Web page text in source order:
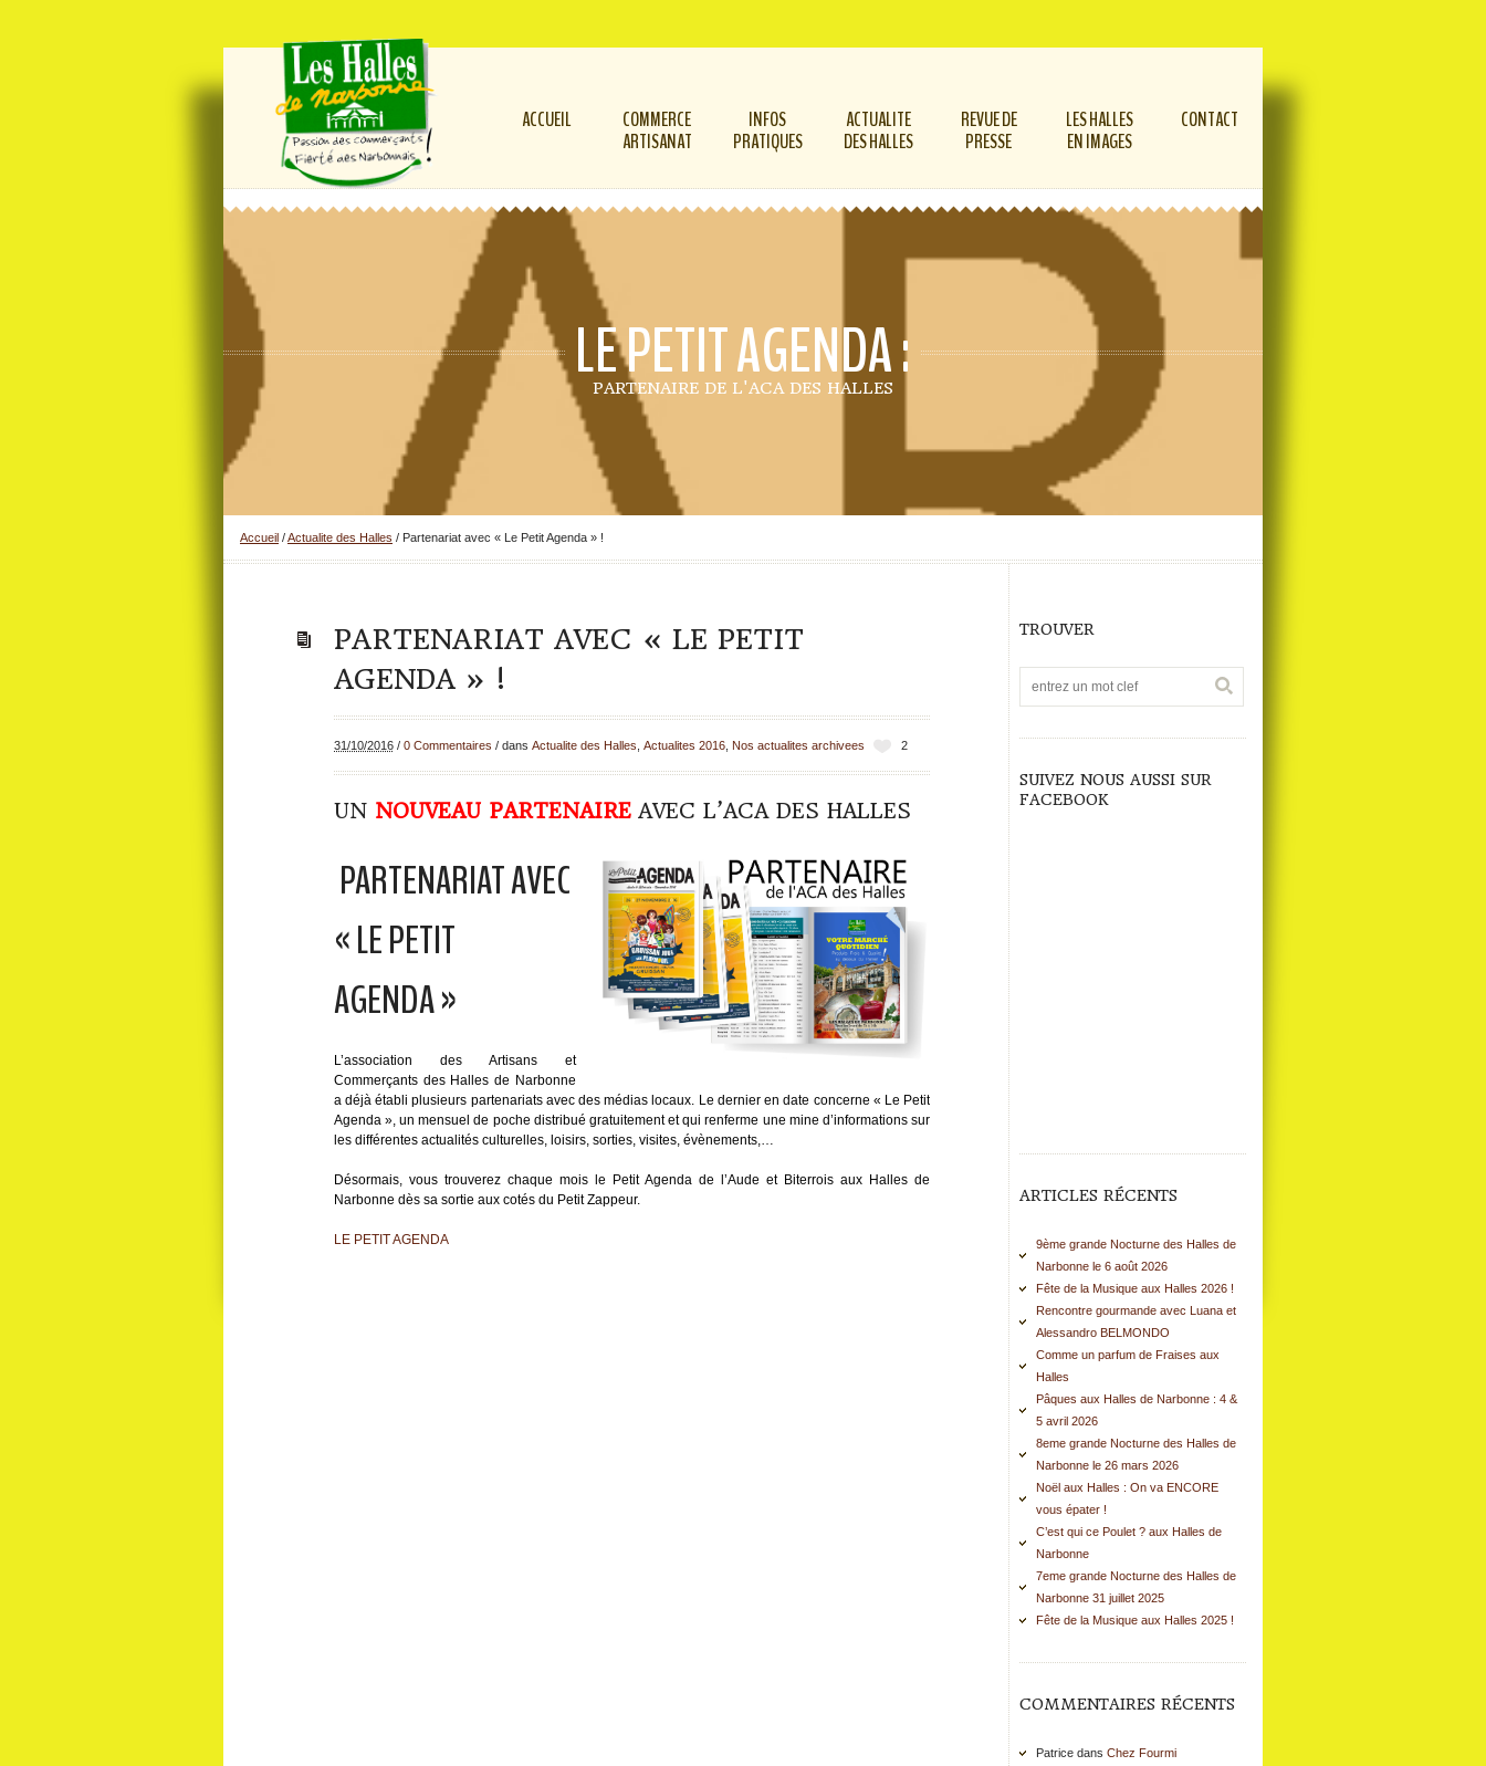
ACCUEIL
COMMERCE
ARTISANAT
INFOS
PRATIQUES
ACTUALITE
DES HALLES
REVUE DE
PRESSE
LES HALLES
EN IMAGES
CONTACT
LE PETIT AGENDA :
PARTENAIRE DE L'ACA DES HALLES
Accueil /Actualite des Halles / Partenariat avec « Le Petit Agenda » !
PARTENARIAT AVEC « LE PETIT
AGENDA » !
2
31/10/2016/ 0 Commentaires / dans Actualite des Halles Actualites 2016, Nos actualites archivees
UN NOUVEAU PARTENAIREAVEC L’ACA DES HALLES
PARTENARIAT AVEC
« LE PETIT
AGENDA »
L’association des Artisans et
Commerçants des Halles de Narbonne
a déjà établi plusieurs partenariats avec des médias locaux. Le dernier en date concerne « Le Petit
Agenda », un mensuel de poche distribué gratuitement et qui renferme une mine d’informations sur
les différentes actualités culturelles, loisirs, sorties, visites, évènements,…
Désormais, vous trouverez chaque mois le Petit Agenda de l’Aude et Biterrois aux Halles de
Narbonne dès sa sortie aux cotés du Petit Zappeur.
LE PETIT AGENDA
TROUVER
SUIVEZ NOUS AUSSI SUR
FACEBOOK
ARTICLES RÉCENTS
9ème grande Nocturne des Halles de
Narbonne le 6 août 2026
Fête de la Musique aux Halles 2026 !
Rencontre gourmande avec Luana et
Alessandro BELMONDO
Comme un parfum de Fraises aux
Halles
Pâques aux Halles de Narbonne : 4 &
5 avril 2026
8eme grande Nocturne des Halles de
Narbonne le 26 mars 2026
Noël aux Halles : On va ENCORE
vous épater !
C’est qui ce Poulet ? aux Halles de
Narbonne
7eme grande Nocturne des Halles de
Narbonne 31 juillet 2025
Fête de la Musique aux Halles 2025 !
COMMENTAIRES RÉCENTS
Patrice dansChez Fourmi